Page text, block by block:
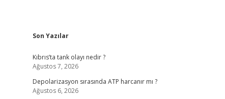
Sidebar
Son Yazılar
Kıbrıs’ta tank olayı nedir ?
Ağustos 7, 2026
Depolarizasyon sırasında ATP harcanır mı ?
Ağustos 6, 2026